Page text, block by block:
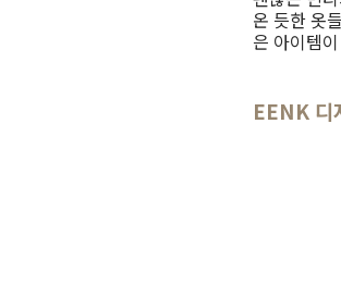
온 듯한 옷
은 아이템
EENK 디